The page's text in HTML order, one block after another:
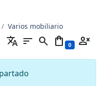
Varios mobiliario
translate sort search shopping_bag 0 person_cancel